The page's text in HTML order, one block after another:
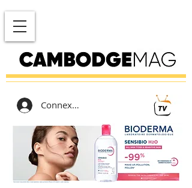
Connexion